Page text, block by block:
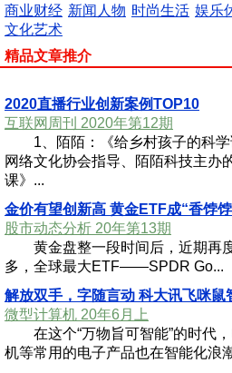
商业财经 新闻人物 时尚生活 娱乐
文化艺术
精品文章推介
2020直播行业创新案例TOP10
互联网周刊 2020年第12期
1、陌陌：《给乡村孩子的科
网络文化协会指导、陌陌科技主办
课》...
金价有望创新高 黄金ETF成“香饽
股市动态分析 20年第13期
黄金盘整一段时间后，近期再
多，全球最大ETF——SPDR Go...
解放双手，字随言动 科大讯飞咪鼠
微型计算机 20年6月上
在这个“万物旨可智能”的时代，
机等常用的电子产品也在智能化浪